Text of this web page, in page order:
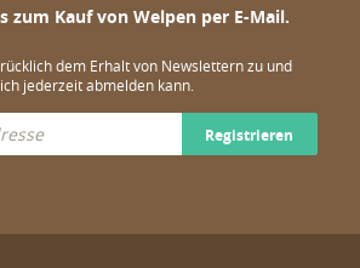
zum Kauf von Welpen per E-Mail.
dem Erhalt von Newslettern zu und
jederzeit abmelden kann.
Registrieren